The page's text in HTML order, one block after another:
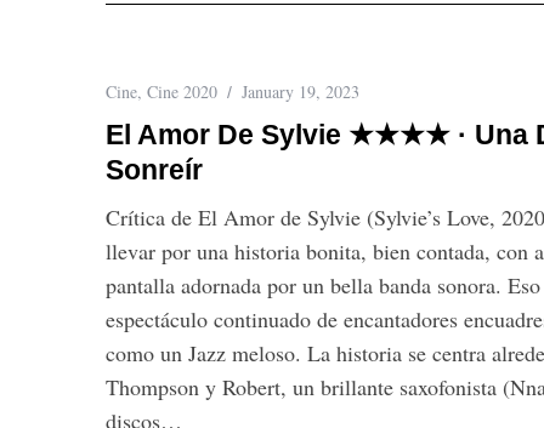
Cine, Cine 2020 January 19, 2023
El Amor De Sylvie ★★★★ · Una
Sonreír
Crítica de El Amor de Sylvie (Sylvie’s Love,
llevar por una historia bonita, bien contada, con
pantalla adornada por un bella banda sonora.
espectáculo continuado de encantadores
como un Jazz meloso. La historia se centra
Thompson y Robert, un brillante saxofonista
discos…
S
e
r
c